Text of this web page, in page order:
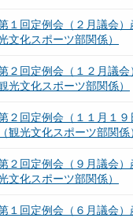
１回定例会（２月議会
文化スポーツ部関係）
２回定例会（１２月議
光文化スポーツ部関係）
２回定例会（１１月１
観光文化スポーツ部関係
２回定例会（９月議会
文化スポーツ部関係）
１回定例会（６月議会